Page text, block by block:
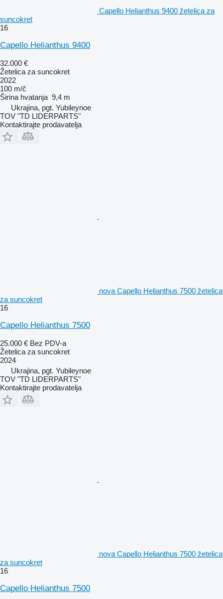
Capello Helianthus 9400 žetelica za
suncokret
16
Capello Helianthus 9400
32.000 €
Žetelica za suncokret
2022
100 m/č
Širina hvatanja 9,4 m
Ukrajina, pgt. Yubileynoe
TOV "TD LIDERPARTS"
Kontaktirajte prodavatelja
nova Capello Helianthus 7500 žetelica
za suncokret
16
Capello Helianthus 7500
25.000 € Bez PDV-a
Žetelica za suncokret
2024
Ukrajina, pgt. Yubileynoe
TOV "TD LIDERPARTS"
Kontaktirajte prodavatelja
nova Capello Helianthus 7500 žetelica
za suncokret
16
Capello Helianthus 7500